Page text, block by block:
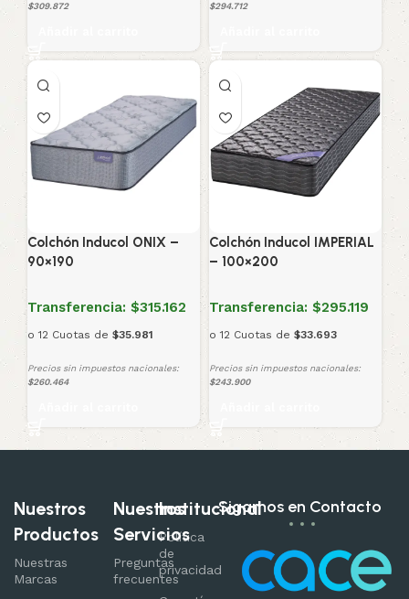
$309.872
$294.712
Colchón Inducol ONIX –
90×190
Transferencia: $315.162
o 12 Cuotas de $35.981
Precios sin impuestos nacionales:
$260.464
Colchón Inducol IMPERIAL
– 100×200
Transferencia: $295.119
o 12 Cuotas de $33.693
Precios sin impuestos nacionales:
$243.900
Nuestros
Productos
Nuestras
Marcas
Nuestros
Servicios
Preguntas
frecuentes
Institucional
Política
de
privacidad
Sigamos en Contacto